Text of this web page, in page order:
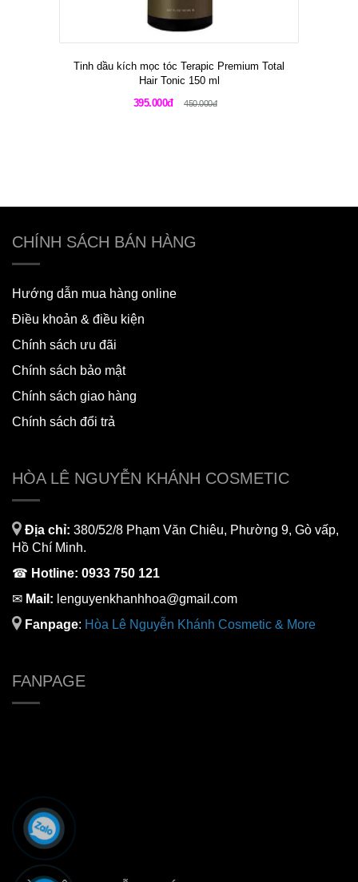
Tinh dầu kích mọc tóc Terapic Premium Total
Hair Tonic 150 ml
395.000đ
450.000đ
CHÍNH SÁCH BÁN HÀNG
Hướng dẫn mua hàng online
Điều khoản & điều kiện
Chính sách ưu đãi
Chính sách bảo mật
Chính sách giao hàng
Chính sách đổi trả
HÒA LÊ NGUYỄN KHÁNH COSMETIC
Địa chỉ: 380/52/8 Phạm Văn Chiêu, Phường 9, Gò vấp,
Hồ Chí Minh.
☎ Hotline: 0933 750 121
✉ Mail: lenguyenkhanhhoa@gmail.com
Fanpage: Hòa Lê Nguyễn Khánh Cosmetic & More
FANPAGE